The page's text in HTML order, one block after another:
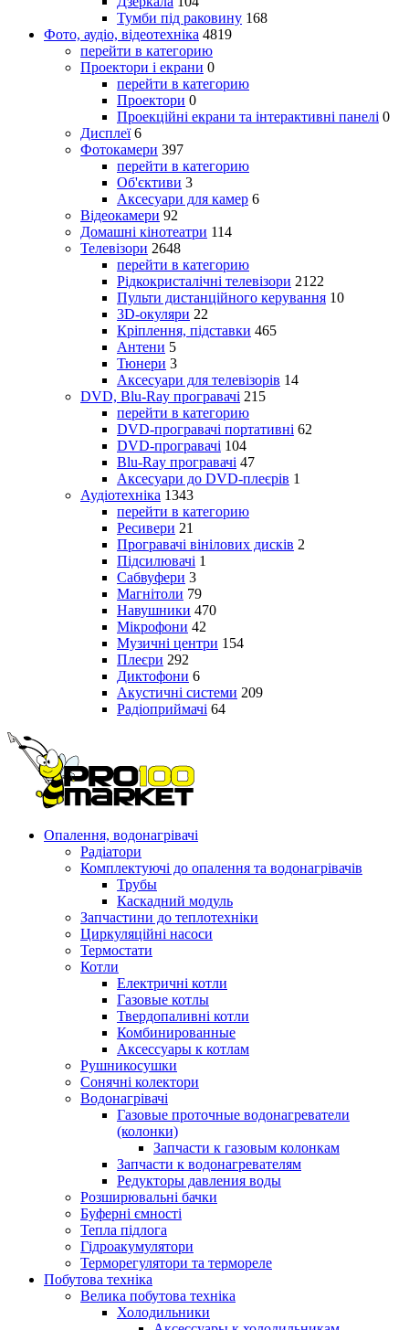
Тумби під раковину 168
Фото, аудіо, відеотехніка 4819
перейти в категорию
Проектори і екрани 0
перейти в категорию
Проектори 0
Проекційні екрани та інтерактивні панелі 0
Дисплеї 6
Фотокамери 397
перейти в категорию
Об'єктиви 3
Аксесуари для камер 6
Відеокамери 92
Домашні кінотеатри 114
Телевізори 2648
перейти в категорию
Рідкокристалічні телевізори 2122
Пульти дистанційного керування 10
3D-окуляри 22
Кріплення, підставки 465
Антени 5
Тюнери 3
Аксесуари для телевізорів 14
DVD, Blu-Ray програвачі 215
перейти в категорию
DVD-програвачі портативні 62
DVD-програвачі 104
Blu-Ray програвачі 47
Аксесуари до DVD-плеєрів 1
Аудіотехніка 1343
перейти в категорию
Ресивери 21
Програвачі вінілових дисків 2
Підсилювачі 1
Сабвуфери 3
Магнітоли 79
Навушники 470
Мікрофони 42
Музичні центри 154
Плеєри 292
Диктофони 6
Акустичні системи 209
Радіоприймачі 64
Опалення, водонагрівачі
Радіатори
Комплектуючі до опалення та водонагрівачів
Трубы
Каскадний модуль
Запчастини до теплотехніки
Циркуляційні насоси
Термостати
Котли
Електричні котли
Газовые котлы
Твердопаливні котли
Комбинированные
Аксессуары к котлам
Рушникосушки
Сонячні колектори
Водонагрівачі
Газовые проточные водонагреватели
(колонки)
Запчасти к газовым колонкам
Запчасти к водонагревателям
Редукторы давления воды
Розширювальні бачки
Буферні ємності
Тепла підлога
Гідроакумулятори
Терморегулятори та термореле
Побутова техніка
Велика побутова техніка
Холодильники